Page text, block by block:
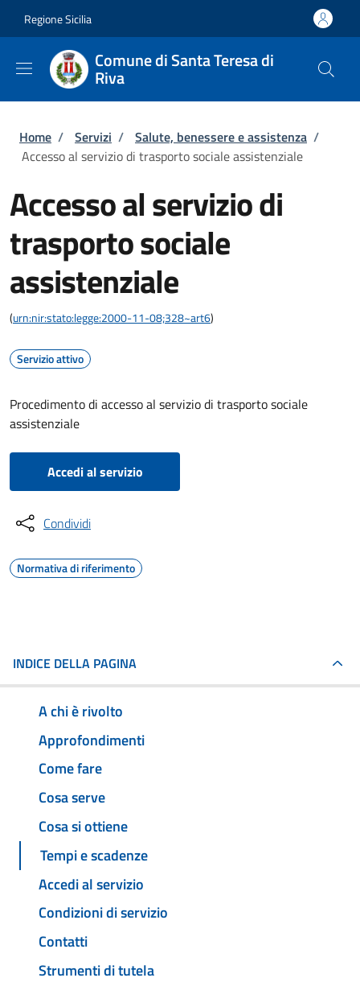
Regione Sicilia
Comune di Santa Teresa di
Riva
Briciole di pane
Home / Servizi / Salute, benessere e assistenza /
Accesso al servizio di trasporto sociale assistenziale
Accesso al servizio di
trasporto sociale
assistenziale
(urn:nir:stato:legge:2000-11-08;328~art6)
Servizio attivo
Procedimento di accesso al servizio di trasporto sociale
assistenziale
Accedi al servizio
Condividi
Normativa di riferimento
INDICE DELLA PAGINA
A chi è rivolto
Approfondimenti
Come fare
Cosa serve
Cosa si ottiene
Tempi e scadenze
Accedi al servizio
Condizioni di servizio
Contatti
Strumenti di tutela